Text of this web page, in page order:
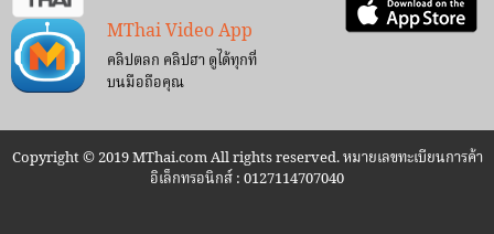
MThai Video App
คลิปตลก คลิปฮา ดูได้ทุกที่
บนมือถือคุณ
Copyright © 2019 MThai.com All rights reserved. หมายเลขทะเบียนการค้า
อิเล็กทรอนิกส์ : 0127114707040